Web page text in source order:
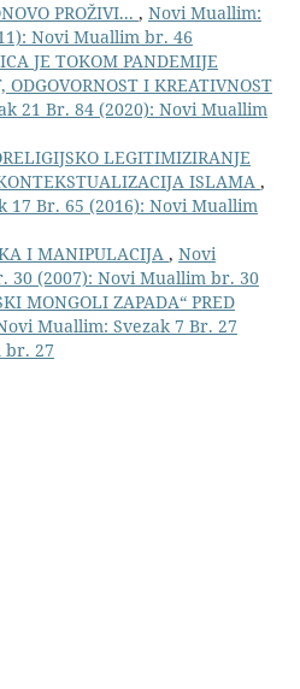
PROŽIVI... , Novi Muallim:
Novi Muallim br. 46
JE TOKOM PANDEMIJE
ODGOVORNOST I KREATIVNOST
21 Br. 84 (2020): Novi Muallim
LEGITIMIZIRANJE
ISLAMA ,
17 Br. 65 (2016): Novi Muallim
I MANIPULACIJA , Novi
30 (2007): Novi Muallim br. 30
MONGOLI ZAPADA“ PRED
Muallim: Svezak 7 Br. 27
br. 27